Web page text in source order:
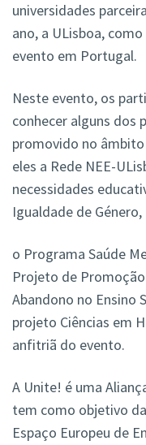
universidades
ano, a ULisboa,
evento em Portugal.
Neste evento, os
conhecer alguns dos
promovido no
eles a Rede NEE-
necessidades
Igualdade de
o Programa Saúde
Projeto de
Abandono no Ensino
projeto Ciências em
anfitriã do evento.
A Unite! é uma
tem como objetivo
Espaço Europeu de